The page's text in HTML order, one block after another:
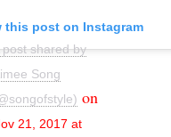
this post on Instagram
post shared by
Song
on
21, 2017 at